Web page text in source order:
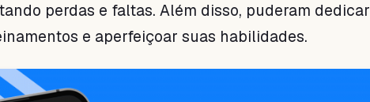
perdas e faltas. Além disso, puderam dedicar
e aperfeiçoar suas habilidades.